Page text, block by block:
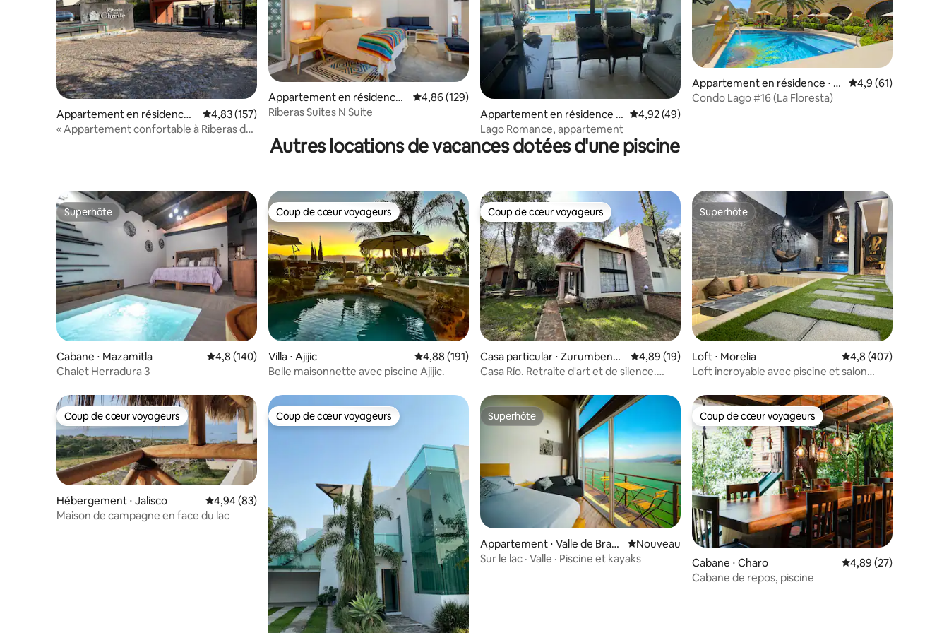
Appartement en résidence ⋅
Ajijic
Évaluation moyenne sur la base de 157 commentaires : 4,83 sur 5
4,83 (157)
« Appartement confortable à Riberas del
Appartement en résidence ⋅
Ajijic
Évaluation moyenne sur la base de 129 commentaires : 4,86 sur 5
4,86 (129)
Riberas Suites N Suite
Appartement en résidence ⋅
Chantepec
Évaluation moyenne sur la base de 49 commentaires : 4,92 sur 5
4,92 (49)
Lago Romance, appartement
Appartement en résidence ⋅ Aj
ijic
Évaluation
4,9 (61)
Condo Lago #16 (La Floresta)
Autres locations de vacances dotées d'une piscine
Superhôte
Superhôte
Cabane ⋅ Mazamitla Évaluation moyenne sur la base de 140 commentaires : 4,8 sur 5
4,8 (140)
Chalet Herradura 3
Coup de cœur voyageurs
Coup de cœur voyageurs
Villa ⋅ Ajijic Évaluation moyenne sur la base de 191 commentaires : 4,88 sur 5
4,88 (191)
Belle maisonnette avec piscine Ajijic.
Coup de cœur voyageurs
Coup de cœur voyageurs
Casa particular ⋅ Zurumbene
o
Évaluation moyenne sur la base de 19 commentaires : 4,89 sur 5
4,89 (19)
Casa Río. Retraite d'art et de silence.
Superhôte
Superhôte
Loft ⋅ Morelia Évaluation moyenne
4,8 (407)
Loft incroyable avec piscine et salon
Coup de cœur voyageurs
Coup de cœur voyageurs
Hébergement ⋅ Jalisco Évaluation moyenne sur la base de 83 commentaires : 4,94 sur 5
4,94 (83)
Maison de campagne en face du lac
Coup de cœur voyageurs
Coup de cœur voyageurs Superhôte
Superhôte
Appartement ⋅ Valle de Brav
o
Nouvel hébergement
Nouveau
Sur le lac · Valle · Piscine et kayaks
Coup de cœur voyageurs
Coup de cœur voyageurs
Cabane ⋅ Charo Évaluation moyenne
4,89 (27)
Cabane de repos, piscine